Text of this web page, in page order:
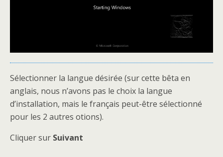
Sélectionner la langue désirée (sur cette bêta en
anglais, nous n’avons pas le choix la langue
d’installation, mais le français peut-être sélectionné
pour les 2 autres otions).
Cliquer sur Suivant